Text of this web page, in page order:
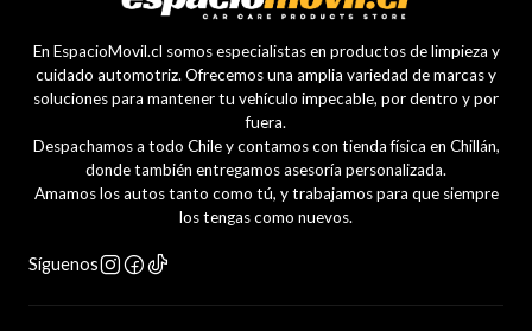
En EspacioMovil.cl somos especialistas en productos de limpieza y
cuidado automotriz. Ofrecemos una amplia variedad de marcas y
soluciones para mantener tu vehículo impecable, por dentro y por
fuera.
Despachamos a todo Chile y contamos con tienda física en Chillán,
donde también entregamos asesoría personalizada.
Amamos los autos tanto como tú, y trabajamos para que siempre
los tengas como nuevos.
Síguenos